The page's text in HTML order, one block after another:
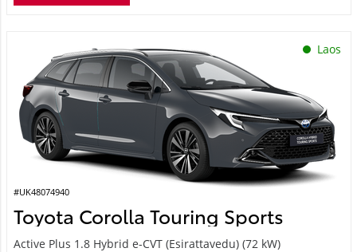
Laos
#UK48074940
Toyota Corolla Touring Sports
Active Plus 1.8 Hybrid e-CVT (Esirattavedu) (72 kW)